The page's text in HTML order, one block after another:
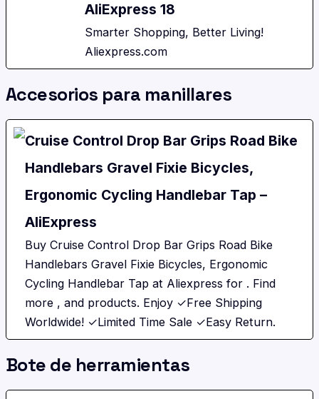
AliExpress 18
Smarter Shopping, Better Living!
Aliexpress.com
Accesorios para manillares
Cruise Control Drop Bar Grips Road Bike
Handlebars Gravel Fixie Bicycles,
Ergonomic Cycling Handlebar Tap –
AliExpress
Buy Cruise Control Drop Bar Grips Road Bike
Handlebars Gravel Fixie Bicycles, Ergonomic
Cycling Handlebar Tap at Aliexpress for . Find
more , and products. Enjoy ✓Free Shipping
Worldwide! ✓Limited Time Sale ✓Easy Return.
Bote de herramientas